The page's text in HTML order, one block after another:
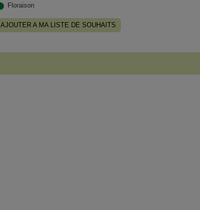
Floraison
AJOUTER A MA LISTE DE SOUHAITS